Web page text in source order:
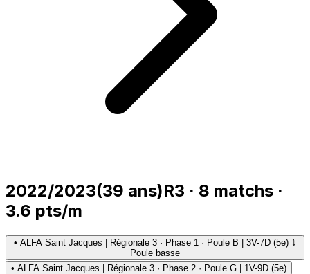
2022/2023(39 ans)R3 · 8 matchs ·
3.6 pts/m
• ALFA Saint Jacques | Régionale 3 · Phase 1 · Poule B | 3V-7D (5e) ⤵
Poule basse
• ALFA Saint Jacques | Régionale 3 · Phase 2 · Poule G | 1V-9D (5e)